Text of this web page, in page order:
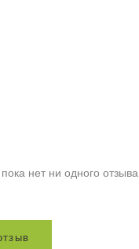
нет ни одного отзыва
тз ыв